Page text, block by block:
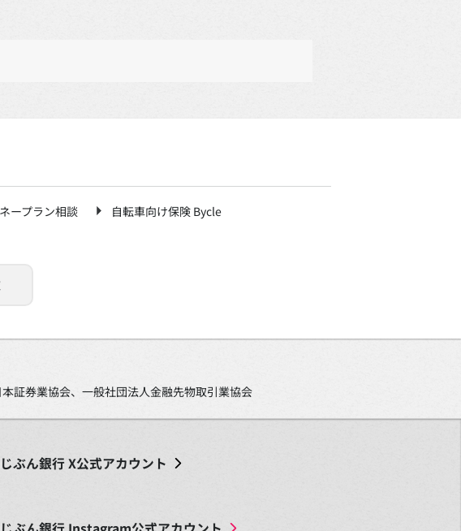
ープラン相談
自転車向け保険 Bycle
証券業協会、一般社団法人金融先物取引業協会
ぶん銀行X公式アカウント